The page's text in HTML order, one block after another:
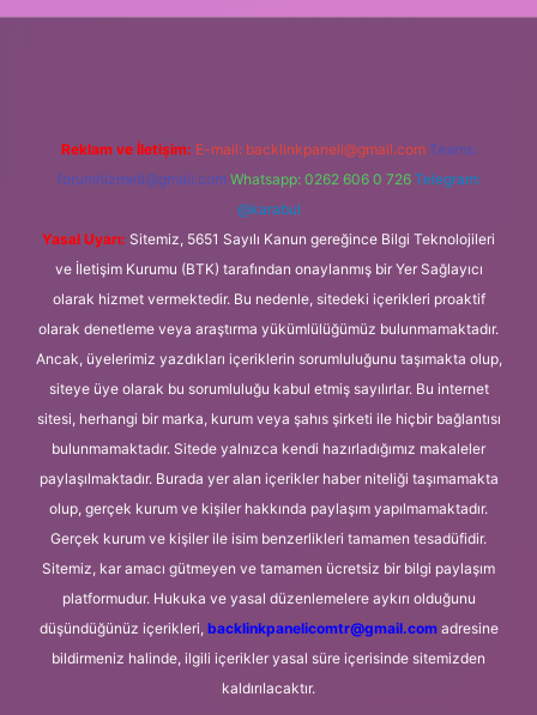
Reklam ve İletişim: E-mail: backlinkpaneli@gmail.com Teams:
forumhizmeti@gmail.com Whatsapp: 0262 606 0 726 Telegram:
@karabul
Yasal Uyarı: Sitemiz, 5651 Sayılı Kanun gereğince Bilgi Teknolojileri
ve İletişim Kurumu (BTK) tarafından onaylanmış bir Yer Sağlayıcı
olarak hizmet vermektedir. Bu nedenle, sitedeki içerikleri proaktif
olarak denetleme veya araştırma yükümlülüğümüz bulunmamaktadır.
Ancak, üyelerimiz yazdıkları içeriklerin sorumluluğunu taşımakta olup,
siteye üye olarak bu sorumluluğu kabul etmiş sayılırlar. Bu internet
sitesi, herhangi bir marka, kurum veya şahıs şirketi ile hiçbir bağlantısı
bulunmamaktadır. Sitede yalnızca kendi hazırladığımız makaleler
paylaşılmaktadır. Burada yer alan içerikler haber niteliği taşımamakta
olup, gerçek kurum ve kişiler hakkında paylaşım yapılmamaktadır.
Gerçek kurum ve kişiler ile isim benzerlikleri tamamen tesadüfidir.
Sitemiz, kar amacı gütmeyen ve tamamen ücretsiz bir bilgi paylaşım
platformudur. Hukuka ve yasal düzenlemelere aykırı olduğunu
düşündüğünüz içerikleri, backlinkpanelicomtr@gmail.comadresine
bildirmeniz halinde, ilgili içerikler yasal süre içerisinde sitemizden
kaldırılacaktır.